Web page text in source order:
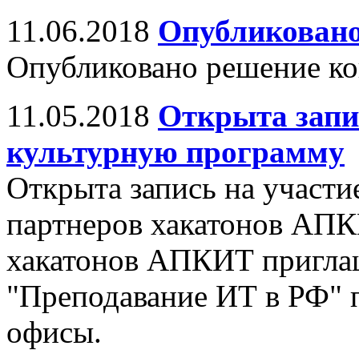
11.06.2018
Опубликовано решение
11.05.2018 Открыта
культурную программу
Открыта запись на
партнеров хакатонов
хакатонов АПКИТ
"Преподавание ИТ в РФ"
офисы.